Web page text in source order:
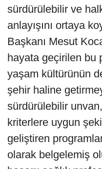
sürdürülebilir ve
anlayışını ortaya
Başkanı Mesut
hayata geçirilen bu
yaşam kültürünün
şehir haline
sürdürülebilir
kriterlere uygun
geliştiren
olarak belgelemiş